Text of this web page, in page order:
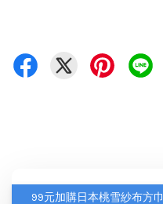
99元加購日本桃雪紗布方巾